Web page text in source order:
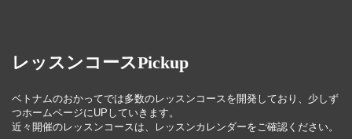
レッスンコースPickup
ベトナムのおかってでは多数のレッスンコースを開発しており、少しず
つホームページにUPしていきます。
近々開催のレッスンコースは、レッスンカレンダーをご確認ください。